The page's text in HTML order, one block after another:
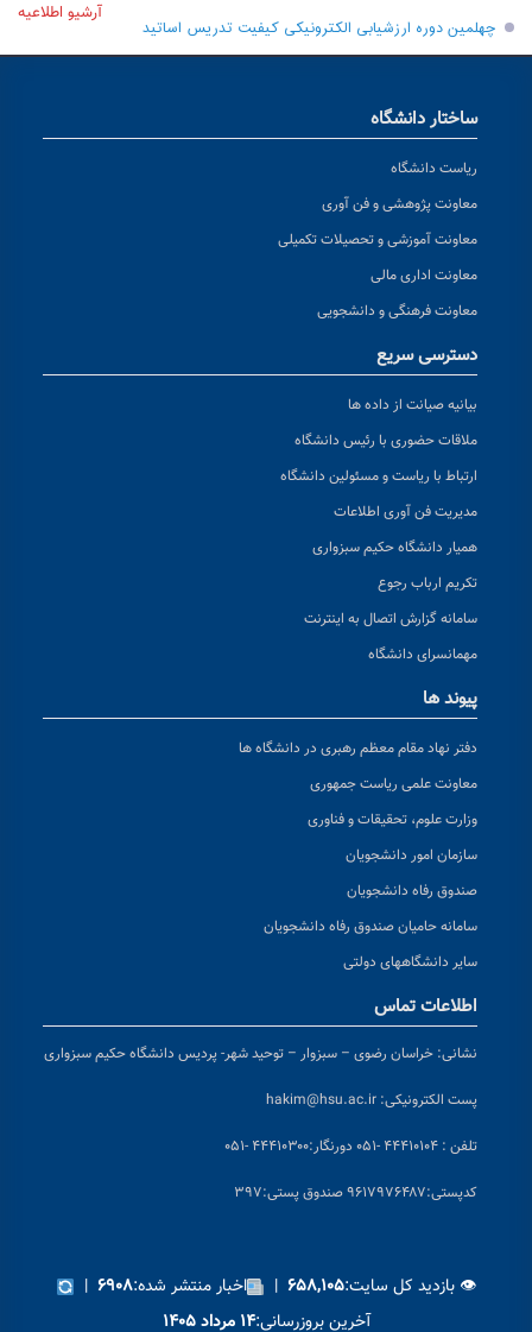
چهلمین دوره ارزشیابی الکترونیکی کیفیت تدریس اساتید
آرشیو اطلاعیه
ساختار دانشگاه
ریاست دانشگاه
معاونت پژوهشی و فن آوری
معاونت آموزشی و تحصیلات تکمیلی
معاونت اداری مالی
معاونت فرهنگی و دانشجویی
دسترسی سریع
بیانیه صیانت از داده ها
ملاقات حضوری با رئیس دانشگاه
ارتباط با ریاست و مسئولین دانشگاه
مدیریت فن آوری اطلاعات
همیار دانشگاه حکیم سبزواری
تکریم ارباب رجوع
سامانه گزارش اتصال به اینترنت
مهمانسرای دانشگاه
پیوند ها
دفتر نهاد مقام معظم رهبری در دانشگاه ها
معاونت علمی ریاست جمهوری
وزارت علوم، تحقیقات و فناوری
سازمان امور دانشجویان
صندوق رفاه دانشجویان
سامانه حامیان صندوق رفاه دانشجویان
سایر دانشگاههای دولتی
اطلاعات تماس
نشانی: خراسان رضوی – سبزوار – توحید شهر- پردیس دانشگاه حکیم سبزواری
پست الکترونیکی: hakim@hsu.ac.ir
تلفن : ۴۴۴۱۰۱۰۴ -۰۵۱ دورنگار:۴۴۴۱۰۳۰۰ -۰۵۱
کدپستی:۹۶۱۷۹۷۶۴۸۷ صندوق پستی:۳۹۷
👁 بازدید کل سایت:۶۵۸,۱۰۵ | اخبار منتشر شده:۶۹۰۸ |
آخرین بروزرسانی:۱۴ مرداد ۱۴۰۵